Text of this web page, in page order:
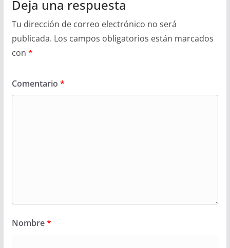
Deja una respuesta
Tu dirección de correo electrónico no será
publicada. Los campos obligatorios están marcados
con *
Comentario *
Nombre*